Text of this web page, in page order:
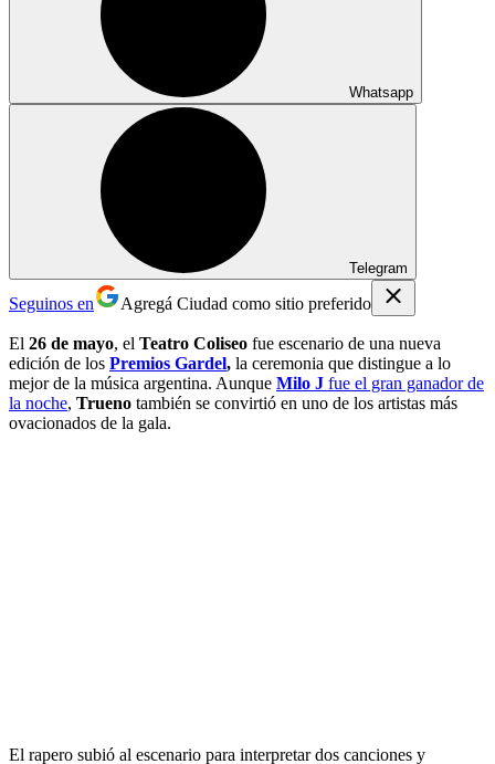
Whatsapp
Telegram
Seguinos en Agregá Ciudad como sitio preferido
El 26 de mayo, el Teatro Coliseo fue escenario de una nueva
edición de los Premios Gardel, la ceremonia que distingue a lo
mejor de la música argentina. Aunque Milo J fue el gran ganador de
la noche, Trueno también se convirtió en uno de los artistas más
ovacionados de la gala.
El rapero subió al escenario para interpretar dos canciones y